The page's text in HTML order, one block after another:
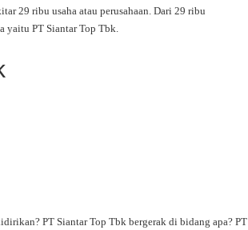
29 ribu usaha atau perusahaan. Dari 29 ribu
yaitu PT Siantar Top Tbk.
PT Siantar Top Tbk bergerak di bidang apa? PT